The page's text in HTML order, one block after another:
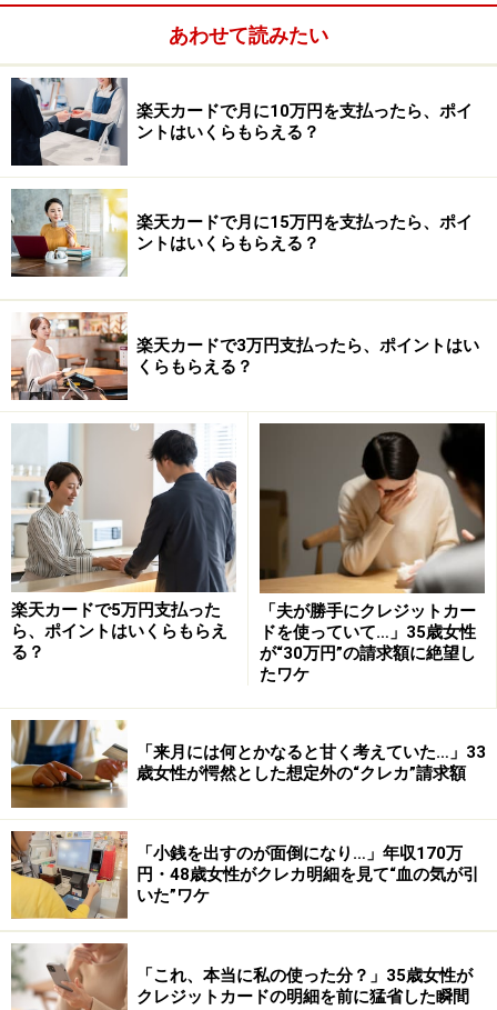
２つ目は1年間の購入額に応じて次のようなボーナスポ
イントが次年度の１日に加算されます。
20万円～30万円未満 １％
30万円～50万円未満 ２％
50万円～70万円未満 ３％
70万円～100万円未満 ４％
100万円以上 ５％
2002年8月15日 2003年8月1日 2003年10月末
入会 ボーナス加算日 買物券取替期
↓ ↓ ↓
――●――――――●―――――――●――
※記事内容は執筆時点のものです。最新の内容をご確認くださ
い。
本記事の内容は一般的な情報提供を目的としており、特定の金融
商品や投資行動を推奨するものではありません。
投資や資産運用に関する最終的なご判断はご自身の責任において
掲載情報の正確性・完全性については十分に配慮しております
が、その内容を保証するものではなく、これに基づく損失・損害
などについて当社は一切の責任を負いません。
最新の情報や詳細については、必ず各金融機関やサービス提供者
の公式情報をご確認ください。
1/ 2 次のページへ
あわせて読みたい
楽天カードで月に10万円を支払ったら、ポイ
ントはいくらもらえる？
楽天カードで月に15万円を支払ったら、ポイ
ントはいくらもらえる？
楽天カードで3万円支払ったら、ポイントはい
くらもらえる？
楽天カードで5万円支払った
ら、ポイントはいくらもらえ
る？
「夫が勝手にクレジットカー
ドを使っていて…」35歳女性
が“30万円”の請求額に絶望し
たワケ
「来月には何とかなると甘く考えていた…」33
歳女性が愕然とした想定外の“クレカ”請求額
「小銭を出すのが面倒になり…」年収170万
円・48歳女性がクレカ明細を見て“血の気が引
いた”ワケ
「これ、本当に私の使った分？」35歳女性が
クレジットカードの明細を前に猛省した瞬間